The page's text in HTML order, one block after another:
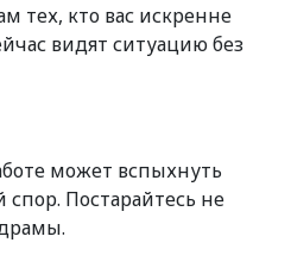
тех, кто вас искренне
видят ситуацию без
может вспыхнуть
Постарайтесь не